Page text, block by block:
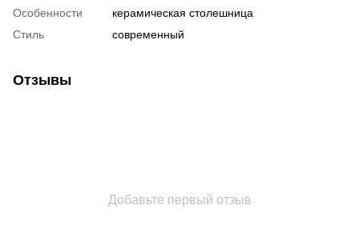
Особенности
керамическая столешница
Стиль
современный
Отзывы
Добавьте первый отзыв